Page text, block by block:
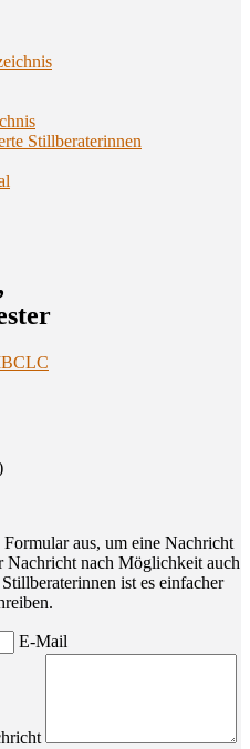
Stillberaterinnen
aus, um eine Nachricht
Nachricht nach Möglichkeit auch
ist es einfacher
E-Mail